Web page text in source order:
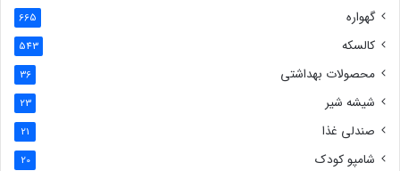
گهواره 665
کالسکه 543
محصولات بهداشتی 36
شیشه شیر 23
صندلی غذا 21
شامپو کودک 20